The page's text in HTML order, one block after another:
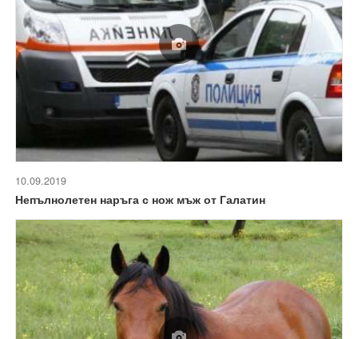
10.09.2019
Непълнолетен наръга с нож мъж от Галатин